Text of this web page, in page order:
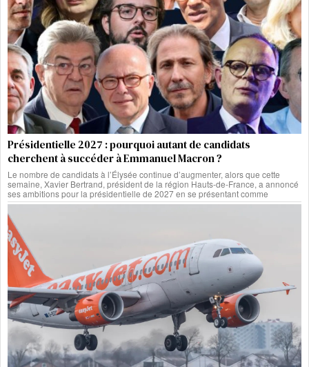
Présidentielle 2027 : pourquoi autant de candidats
cherchent à succéder à Emmanuel Macron ?
Le nombre de candidats à l’Élysée continue d’augmenter, alors que cette
semaine, Xavier Bertrand, président de la région Hauts-de-France, a annoncé
ses ambitions pour la présidentielle de 2027 en se présentant comme